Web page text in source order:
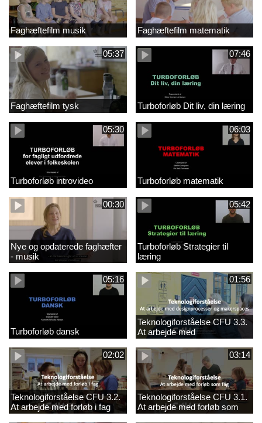
Faghæftefilm musik Faghæftefilm matematik
05:37
Faghæftefilm tysk
07:46
Turboforløb Dit liv, din læring
05:30
Turboforløb introvideo
06:03
Turboforløb matematik
00:30
Nye og opdaterede faghæfter
- musik
05:42
Turboforløb Strategier til
læring
05:16
Turboforløb dansk
01:56
Teknologiforståelse CFU 3.3.
At arbejde med
designprocesser og
makerspaces
02:02
Teknologiforståelse CFU 3.2.
At arbejde med forløb i fag
03:14
Teknologiforståelse CFU 3.1.
At arbejde med forløb som
fag